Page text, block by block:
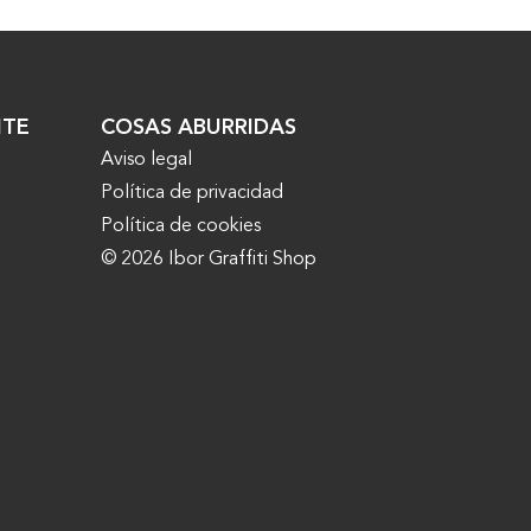
COSAS ABURRIDAS
Aviso legal
Política de privacidad
Política de cookies
© 2026 Ibor Graffiti Shop